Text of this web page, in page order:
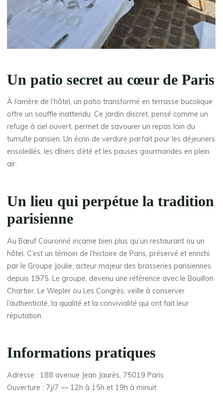
Un patio secret au cœur de Paris
À l’arrière de l’hôtel, un patio transformé en terrasse bucolique
offre un souffle inattendu. Ce jardin discret, pensé comme un
refuge à ciel ouvert, permet de savourer un repas loin du
tumulte parisien. Un écrin de verdure parfait pour les déjeuners
ensoleillés, les dîners d’été et les pauses gourmandes en plein
air.
Un lieu qui perpétue la tradition
parisienne
Au Bœuf Couronné incarne bien plus qu’un restaurant ou un
hôtel. C’est un témoin de l’histoire de Paris, préservé et enrichi
par le Groupe Joulie, acteur majeur des brasseries parisiennes
depuis 1975. Le groupe, devenu une référence avec le Bouillon
Chartier, Le Wepler ou Les Congrès, veille à conserver
l’authenticité, la qualité et la convivialité qui ont fait leur
réputation.
Informations pratiques
Adresse : 188 avenue Jean Jaurès, 75019 Paris
Ouverture : 7j/7 — 12h à 15h et 19h à minuit